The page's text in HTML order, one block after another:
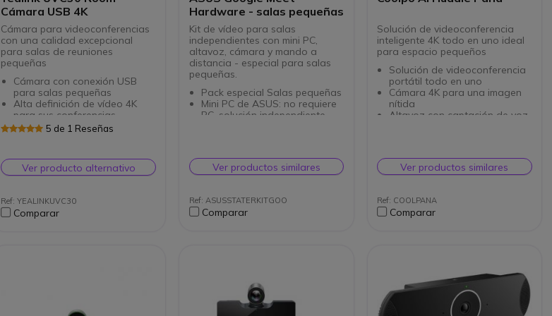
Cámara USB 4K
Cámara para videoconferencias
con una calidad excepcional
para salas de reuniones
pequeñas
Cámara con conexión USB
para salas pequeñas
Alta definición de vídeo 4K
para sus conferencias
Verá a su interlocutor nítido
Reconocimiento facial
Enmarcado automático de la
CP900 (opcional)
Certificada para Microsoft
5 de 1 Reseñas
Ver producto alternativo
Ref: YEALINKUVC30
Comparar
Hardware - salas pequeñas
Kit de vídeo para salas
independientes con mini PC,
altavoz, cámara y mando a
distancia - especial para salas
pequeñas.
Pack especial Salas pequeñas
Mini PC de ASUS: no requiere
PC, solución independiente
autoalimentación por USB
Teléfono con altavoz.
Gestión de reuniones más
fácil: control remoto incluido
Ver productos similares
Ref: ASUSSTATERKITGOO
Comparar
Solución de videoconferencia
inteligente 4K todo en uno ideal
para espacio pequeños
Solución de videoconferencia
portátil todo en uno
Cámara 4K para una imagen
nítida
Altavoz con captación de voz
Conectividad: A través de USB
- A
Ideal para universidades,
hospitales, consultorías
Ver productos similares
Ref: COOLPANA
Comparar